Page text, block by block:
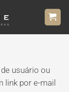
usuário ou
link por e-mail